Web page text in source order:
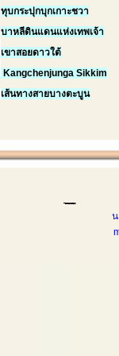
ทุบกระปุกบุกเกาะชวา
บาหลีดินแดนแห่งเทพเจ้า
เขาสอยดาวใต้
Kangchenjunga Sikkim
เส้นทางสายบางตะบูน